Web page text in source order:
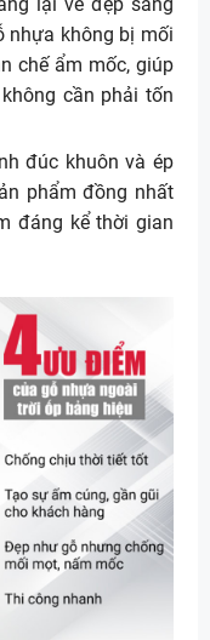
nhựa không bị mối
chế ẩm mốc, giúp
cần phải tốn
đúc khuôn và ép
phẩm đồng nhất
đáng kể thời gian